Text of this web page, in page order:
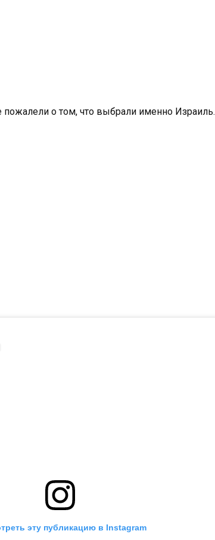
пожалели о том, что выбрали именно Израиль.
эту публикацию в Instagram